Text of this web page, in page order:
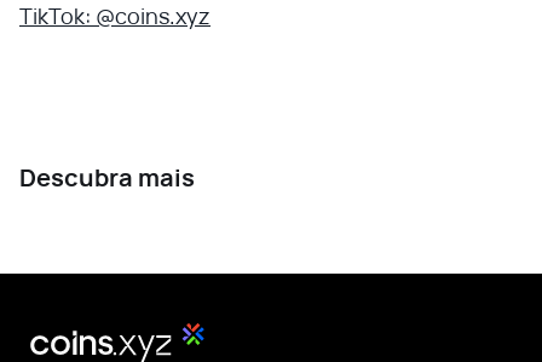
TikTok: @coins.xyz
Descubra mais